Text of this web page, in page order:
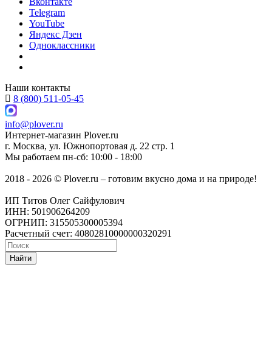
Telegram
YouTube
Яндекс Дзен
Одноклассники
Наши контакты
8 (800) 511-05-45
info@plover.ru
Интернет-магазин Plover.ru
г. Москва, ул. Южнопортовая д. 22 стр. 1
Мы работаем пн-сб: 10:00 - 18:00
2018 - 2026 © Plover.ru – готовим вкусно дома и на природе!
ИП Титов Олег Сайфулович
ИНН: 501906264209
ОГРНИП: 315505300005394
Расчетный счет: 40802810000000320291
Найти